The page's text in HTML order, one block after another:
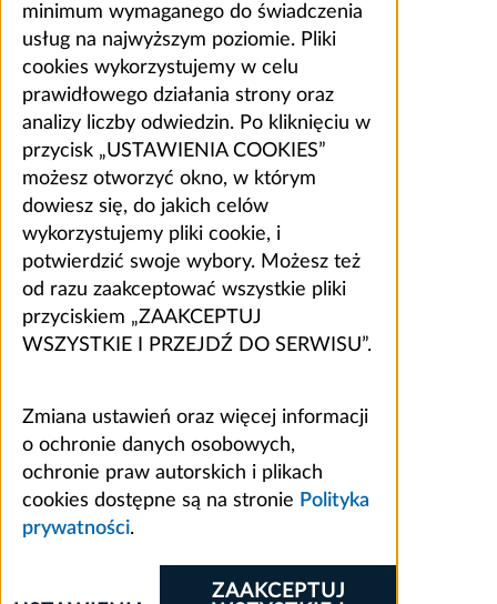
minimum wymaganego do świadczenia
usług na najwyższym poziomie. Pliki
cookies wykorzystujemy w celu
prawidłowego działania strony oraz
analizy liczby odwiedzin. Po kliknięciu w
przycisk „USTAWIENIA COOKIES”
możesz otworzyć okno, w którym
dowiesz się, do jakich celów
wykorzystujemy pliki cookie, i
potwierdzić swoje wybory. Możesz też
od razu zaakceptować wszystkie pliki
przyciskiem „ZAAKCEPTUJ
WSZYSTKIE I PRZEJDŹ DO SERWISU”.
Zmiana ustawień oraz więcej informacji
o ochronie danych osobowych,
ochronie praw autorskich i plikach
cookies dostępne są na stronie Polityka
prywatności.
ZAAKCEPTUJ